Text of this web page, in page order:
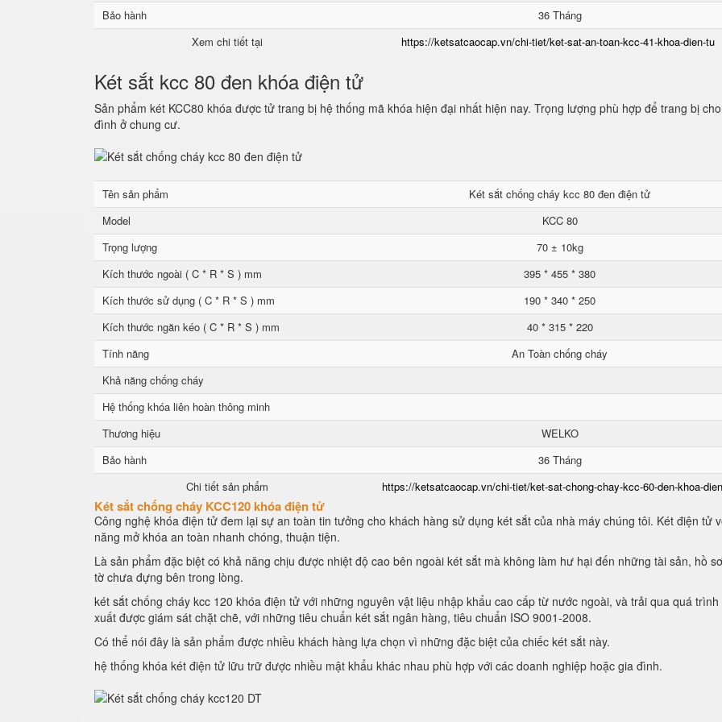
Bảo hành
36 Tháng
Xem chi tiết tại
https://ketsatcaocap.vn/chi-tiet/ket-sat-an-toan-kcc-41-khoa-dien-tu
Két sắt kcc 80 đen khóa điện tử
Sản phẩm két KCC80 khóa được tử trang bị hệ thống mã khóa hiện đại nhất hiện nay. Trọng lượng phù hợp để trang bị
đình ở chung cư.
Tên sản phẩm
Két sắt chống cháy kcc 80 đen điện tử
Model
KCC 80
Trọng lượng
70 ± 10kg
Kích thước ngoài ( C * R * S ) mm
395 * 455 * 380
Kích thước sử dụng ( C * R * S ) mm
190 * 340 * 250
Kích thước ngăn kéo ( C * R * S ) mm
40 * 315 * 220
Tính năng
An Toàn chống cháy
Khả năng chống cháy
Hệ thống khóa liên hoàn thông minh
Thương hiệu
WELKO
Bảo hành
36 Tháng
Chi tiết sản phẩm
https://ketsatcaocap.vn/chi-tiet/ket-sat-chong-chay-kcc-60-den-khoa-
Két sắt chống cháy KCC120 khóa điện tử
Công nghệ khóa điện tử đem lại sự an toàn tin tưởng cho khách hàng sử dụng két sắt của nhà máy chúng tôi. Két điện tử
năng mở khóa an toàn nhanh chóng, thuận tiện.
Là sản phẩm đặc biệt có khả năng chịu được nhiệt độ cao bên ngoài két sắt mà không làm hư hại đến những tài sản, hồ
tờ chưa đựng bên trong lòng.
két sắt chống cháy kcc 120 khóa điện tử với những nguyên vật liệu nhập khẩu cao cấp từ nước ngoài, và trải qua quá trình
xuất được giám sát chặt chẽ, với những tiêu chuẩn két sắt ngân hàng, tiêu chuẩn ISO 9001-2008.
Có thể nói đây là sản phẩm được nhiều khách hàng lựa chọn vì những đặc biệt của chiếc két sắt này.
hệ thống khóa két điện tử lữu trữ được nhiều mật khẩu khác nhau phù hợp với các doanh nghiệp hoặc gia đình.